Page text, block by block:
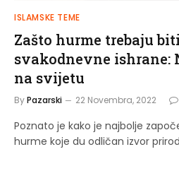
ISLAMSKE TEME
Zašto hurme trebaju
svakodnevne ishrane:
na svijetu
ByPazarski 22 Novembra, 2022
Poznato je kako je najbolje
hurme koje du odličan izvor